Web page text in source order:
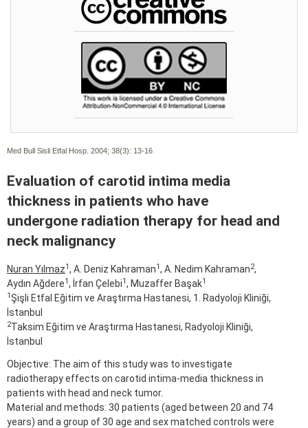
Med Bull Sisli Etfal Hosp. 2004; 38(3): 13-16
Evaluation of carotid intima media
thickness in patients who have
undergone radiation therapy for head and
neck malignancy
Nuran Yılmaz1, A. Deniz Kahraman1, A. Nedim Kahraman2,
Aydın Ağdere1, İrfan Çelebi1, Muzaffer Başak1
1Şişli Etfal Eğitim ve Araştırma Hastanesi, 1. Radyoloji Kliniği,
İstanbul
2Taksim Eğitim ve Araştırma Hastanesi, Radyoloji Kliniği,
İstanbul
Objective: The aim of this study was to investigate
radiotherapy effects on carotid intima-media thickness in
patients with head and neck tumor.
Material and methods: 30 patients (aged between 20 and 74
years) and a group of 30 age and sex matched controls were